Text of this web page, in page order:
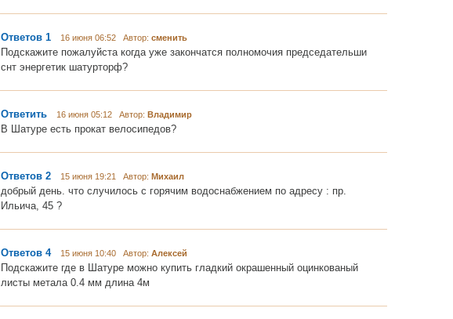
Ответов 116 июня 06:52 Автор: сменить
Подскажите пожалуйста когда уже закончатся полномочия председательши
снт энергетик шатурторф?
Ответить16 июня 05:12 Автор: Владимир
В Шатуре есть прокат велосипедов?
Ответов 215 июня 19:21 Автор: Михаил
добрый день. что случилось с горячим водоснабжением по адресу : пр.
Ильича, 45 ?
Ответов 415 июня 10:40 Автор: Алексей
Подскажите где в Шатуре можно купить гладкий окрашенный оцинкованый
листы метала 0.4 мм длина 4м